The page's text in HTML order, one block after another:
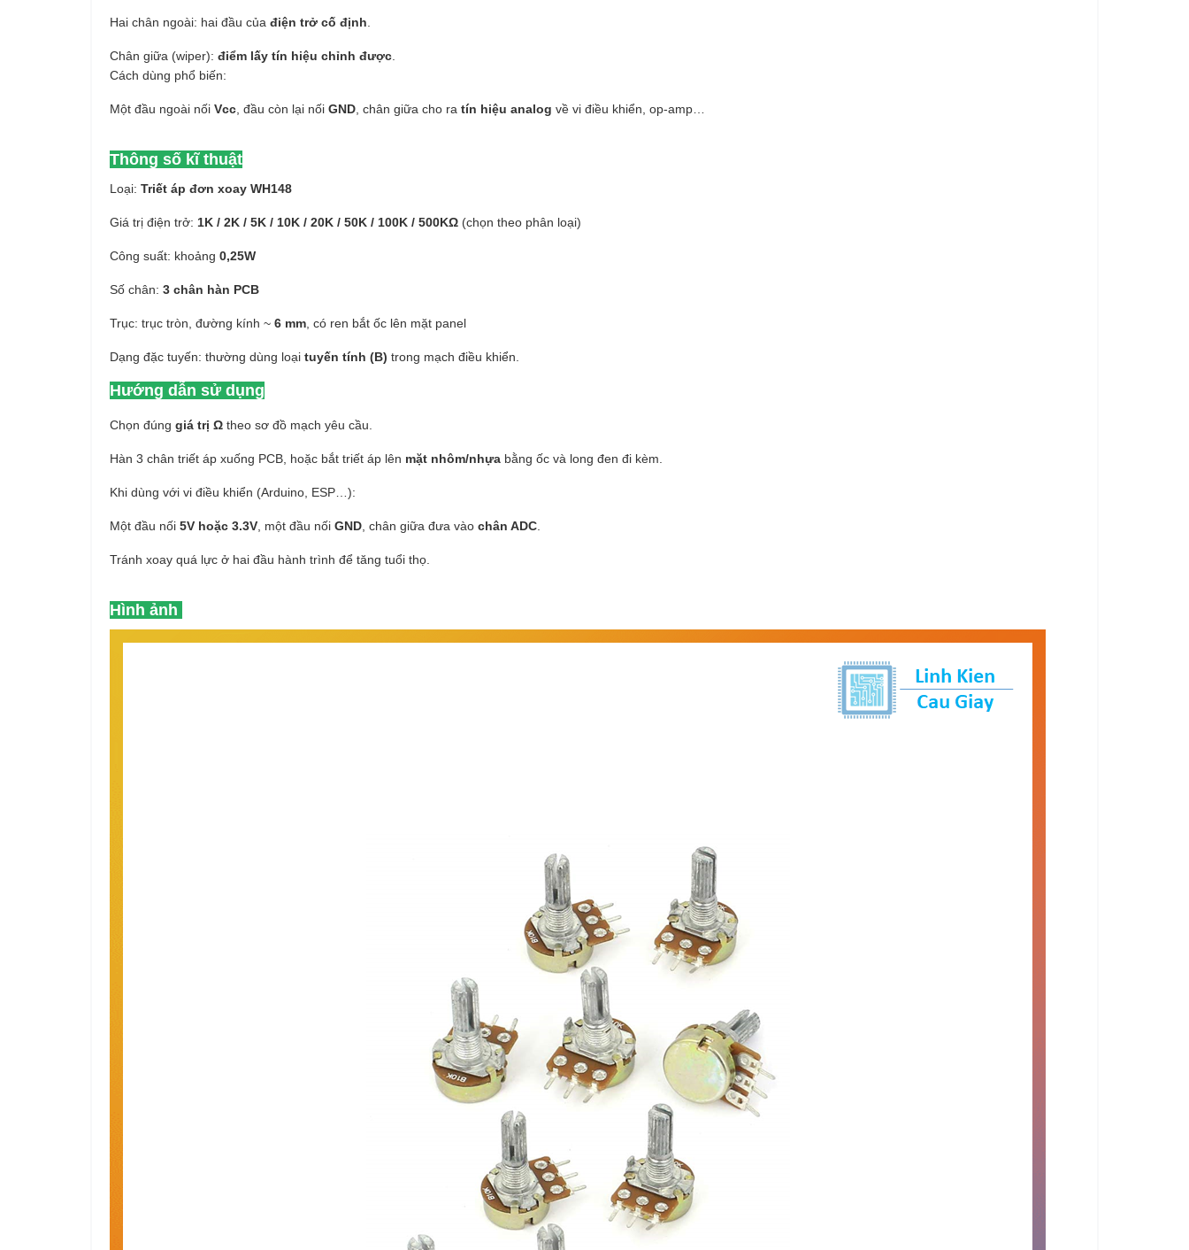
Hai chân ngoài: hai đầu của điện trở cố định
Chân giữa (wiper): điểm lấy tín hiệu chỉnh được
Cách dùng phổ biến:
Một đầu ngoài nối Vcc , đầu còn lại nối GND , chân giữa cho ra tín hiệu analog về vi điều khiển, op-amp…
Thông số kĩ thuật
Loại: Triết áp đơn xoay WH148
Giá trị điện trở: 1K / 2K / 5K / 10K / 20K / 50K / 100K / 500KΩ (chọn theo phân loại)
Công suất: khoảng 0,25W
Số chân: 3 chân hàn PCB
Trục: trục tròn, đường kính ~ 6 mm , có ren bắt ốc lên mặt panel
Dạng đặc tuyến: thường dùng loại tuyến tính (B) trong mạch điều khiển.
Hướng dẫn sử dụng
Chọn đúng giá trị Ω theo sơ đồ mạch yêu cầu.
Hàn 3 chân triết áp xuống PCB, hoặc bắt triết áp lên mặt nhôm/nhựa bằng ốc và long đen đi kèm.
Khi dùng với vi điều khiển (Arduino, ESP…):
Một đầu nối 5V hoặc 3.3V , một đầu nối GND , chân giữa đưa vào chân ADC
Tránh xoay quá lực ở hai đầu hành trình để tăng tuổi thọ.
Hình ảnh